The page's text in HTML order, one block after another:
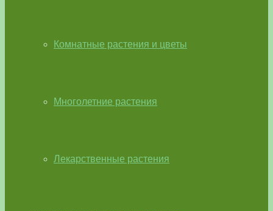
Комнатные растения и цветы
Многолетние растения
Лекарственные растения